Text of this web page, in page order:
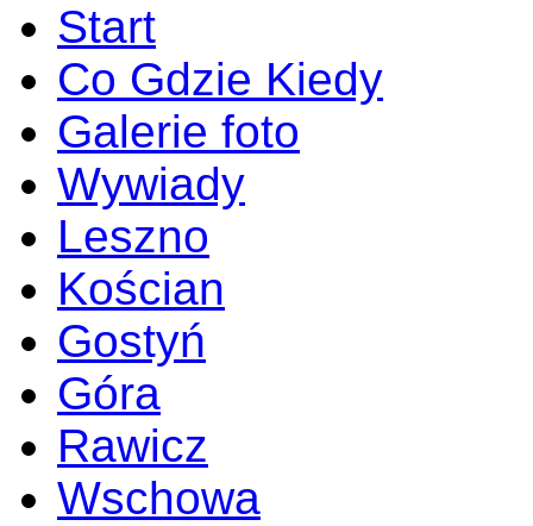
Start
Co Gdzie Kiedy
Galerie foto
Wywiady
Leszno
Kościan
Gostyń
Góra
Rawicz
Wschowa